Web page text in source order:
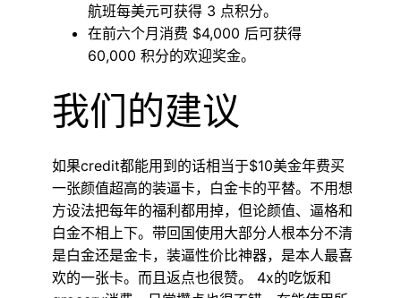
航班每美元可获得 3 点积分。
在前六个月消费 $4,000 后可获得
60,000 积分的欢迎奖金。
我们的建议
如果credit都能用到的话相当于$10美金年费买
一张颜值超高的装逼卡，白金卡的平替。不用想
方设法把每年的福利都用掉，但论颜值、逼格和
白金不相上下。带回国使用大部分人根本分不清
是白金还是金卡，装逼性价比神器，是本人最喜
欢的一张卡。而且返点也很赞。 4x的吃饭和